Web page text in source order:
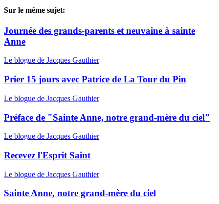
Sur le même sujet:
Journée des grands-parents et neuvaine à sainte
Anne
Le blogue de Jacques Gauthier
Prier 15 jours avec Patrice de La Tour du Pin
Le blogue de Jacques Gauthier
Préface de "Sainte Anne, notre grand-mère du ciel"
Le blogue de Jacques Gauthier
Recevez l'Esprit Saint
Le blogue de Jacques Gauthier
Sainte Anne, notre grand-mère du ciel